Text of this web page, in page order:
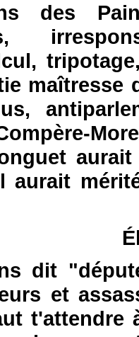
des
aurait
dit
et
t'attendre